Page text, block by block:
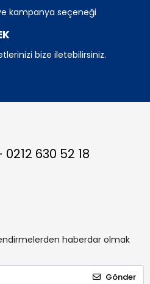
kampanya seçeneği
bize iletebilirsiniz.
630 52 18
haberdar olmak
Gönder